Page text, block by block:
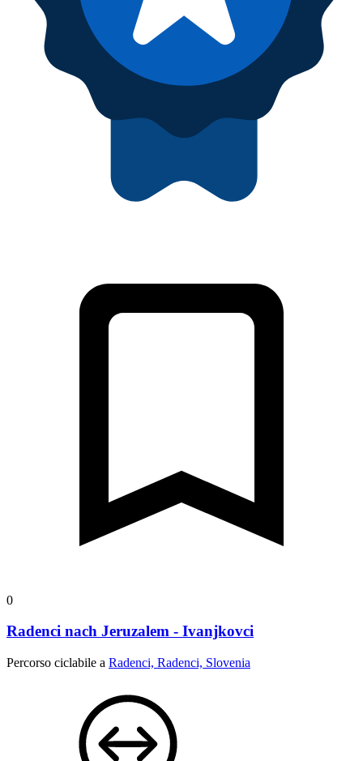
0
Radenci nach Jeruzalem - Ivanjkovci
Percorso ciclabile a Radenci, Radenci, Slovenia